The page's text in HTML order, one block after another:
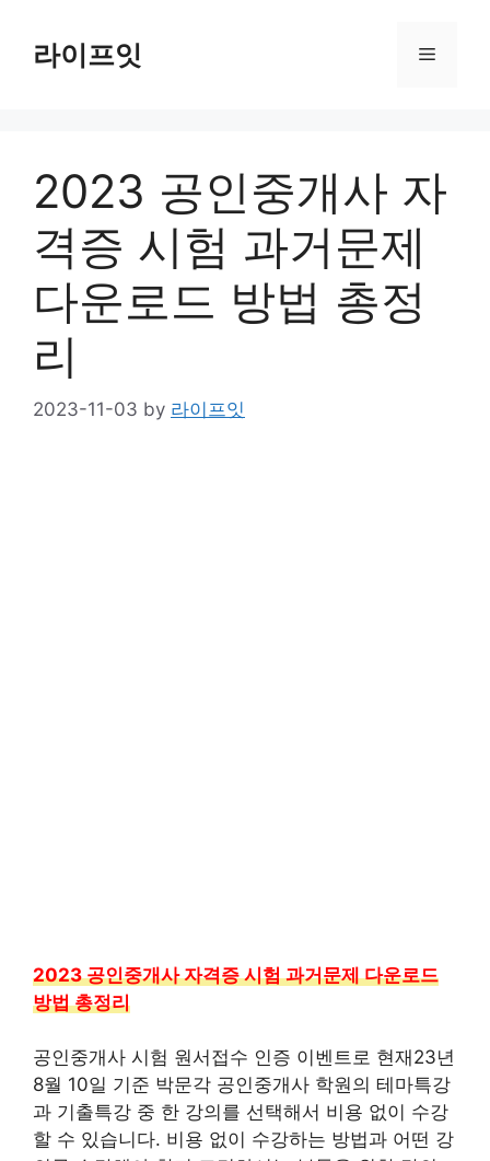
content라이프잇 Menu
2023 공인중개사 자
격증 시험 과거문제
다운로드 방법 총정
리
2023-11-03 by 라이프잇
2023 공인중개사 자격증 시험 과거문제 다운로드
방법 총정리
공인중개사 시험 원서접수 인증 이벤트로 현재23년
8월 10일 기준 박문각 공인중개사 학원의 테마특강
과 기출특강 중 한 강의를 선택해서 비용 없이 수강
할 수 있습니다. 비용 없이 수강하는 방법과 어떤 강